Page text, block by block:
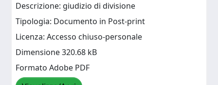
Descrizione: giudizio di divisione
Tipologia: Documento in Post-print
Licenza: Accesso chiuso-personale
Dimensione 320.68 kB
Formato Adobe PDF